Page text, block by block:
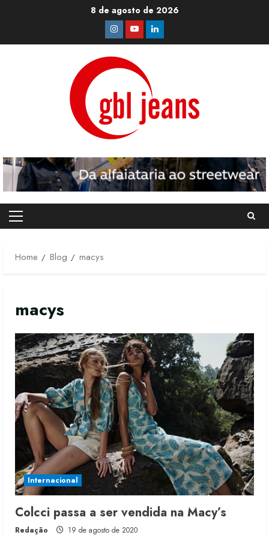
8 de agosto de 2026
Instagram
YoutubeLinkedin
Primary
Home
Blog macys
macys
Internacional
Colcci passa a ser vendida na Macy’s
Redação 19 de agosto de 2020
Moda vende US$63,7 bilhões em
produtos licenciados